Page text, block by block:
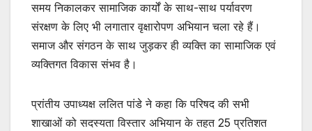
समय निकालकर सामाजिक कार्यों के साथ-साथ पर्यावरण
संरक्षण के लिए भी लगातार वृक्षारोपण अभियान चला रहे हैं।
समाज और संगठन के साथ जुड़कर ही व्यक्ति का सामाजिक एवं
व्यक्तिगत विकास संभव है।
प्रांतीय उपाध्यक्ष ललित पांडे ने कहा कि परिषद की सभी
शाखाओं को सदस्यता विस्तार अभियान के तहत 25 प्रतिशत